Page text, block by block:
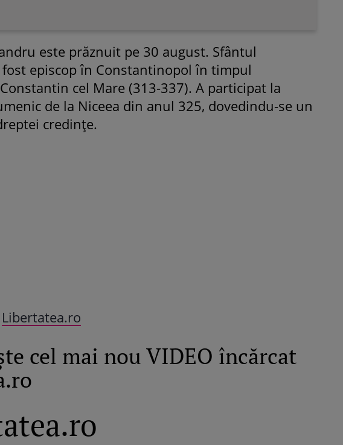
este prăznuit pe 30 august. Sfântul
episcop în Constantinopol în timpul
cel Mare (313-337). A participat la
de la Niceea din anul 325, dovedindu-se un
credinţe.
Libertatea.ro
cel mai nou VIDEO încărcat